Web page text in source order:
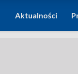
Aktualności